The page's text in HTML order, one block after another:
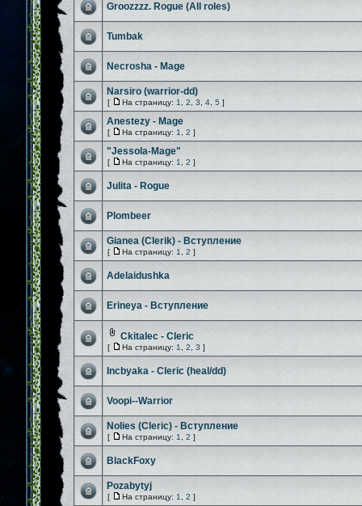
Groozzzz. Rogue (All roles)
Tumbak
Necrosha - Mage
Narsiro (warrior-dd)
[ На страницу: 1 2 3 4 5 ]
Anestezy - Mage
[ На страницу: 1 2 ]
"Jessola-Mage"
[ На страницу: 1 2 ]
Julita - Rogue
Plombeer
Gianea (Clerik) - Вступление
[ На страницу: 1 2 ]
Adelaidushka
Erineya - Вступление
Ckitalec - Cleric
[ На страницу: 1 2 3 ]
Incbyaka - Cleric (heal/dd)
Voopi--Warrior
Nolies (Cleric) - Вступление
[ На страницу: 1 2 ]
BlackFoxy
Pozabytyj
[ На страницу: 1 2 ]